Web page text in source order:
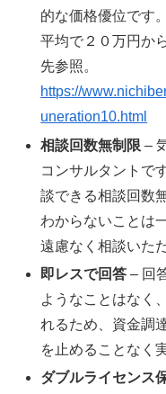
的な価格優位です
平均で２０万円か
先参照。
https://
uneration10.html
相談回数無制限 –
コンサルタントで
談できる相談回数
わからないことは
遠慮なく相談いた
即レスで回答 – 回
ようなことはなく
れるため、資金調
を止めることなく
ダブルライセンス